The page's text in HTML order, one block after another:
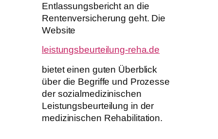
Entlassungsbericht an die
Rentenversicherung geht. Die
Website
leistungsbeurteilung-reha.de
bietet einen guten Überblick
über die Begriffe und Prozesse
der sozialmedizinischen
Leistungsbeurteilung in der
medizinischen Rehabilitation.